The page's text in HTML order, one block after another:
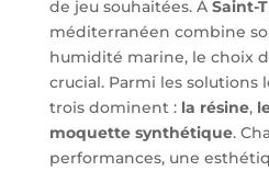
de jeu souhaitées. À Saint-
méditerranéen combine
humidité marine, le choix
crucial. Parmi les solutions
trois dominent : la résine,
moquette synthétique.
performances, une